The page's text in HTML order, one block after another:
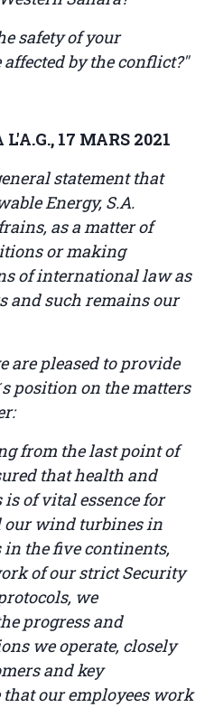
safety of your
by the conflict?"
L'A.G., 17 MARS 2021
statement that
Energy, S.A.
as a matter of
or making
of international law as
and such remains our
are pleased to provide
position on the matters
from the last point of
that health and
is of vital essence for
our wind turbines in
the five continents,
of our strict Security
we
progress and
we operate, closely
and key
our employees work